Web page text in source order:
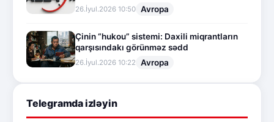
26.İyul.2026 10:50 Avropa
Çinin “hukou” sistemi: Daxili miqrantların
qarşısındakı görünməz sədd
26.İyul.2026 10:22 Avropa
Telegramda izləyin